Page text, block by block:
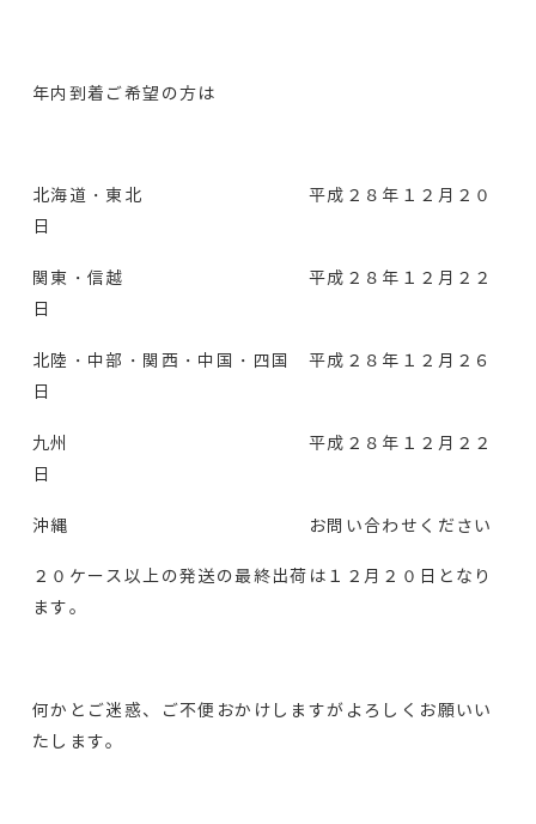
年内到着ご希望の方は
北海道・東北 平成２８年１２月２０
日
関東・信越 平成２８年１２月２２
日
北陸・中部・関西・中国・四国 平成２８年１２月２６
日
九州 平成２８年１２月２２
日
沖縄 お問い合わせください
２０ケース以上の発送の最終出荷は１２月２０日となり
ます。
何かとご迷惑、ご不便おかけしますがよろしくお願いい
たします。